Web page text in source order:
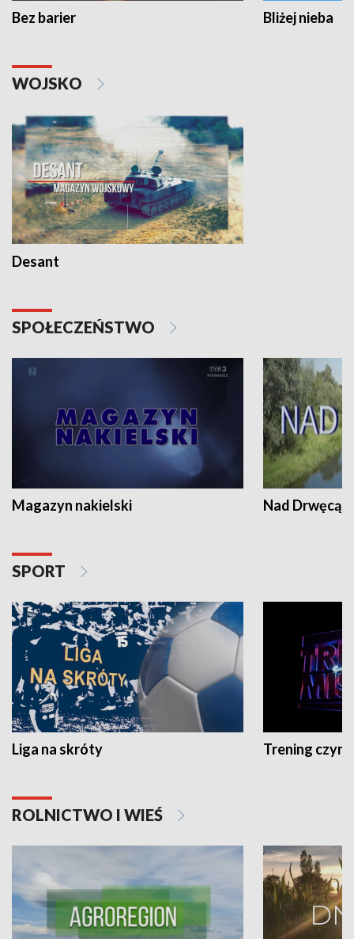
Bez barier Bliżej nieba
WOJSKO
Desant
SPOŁECZEŃSTWO
Magazyn nakielski Nad Drwęcą
SPORT
Liga na skróty Trening czyni
ROLNICTWO I WIEŚ